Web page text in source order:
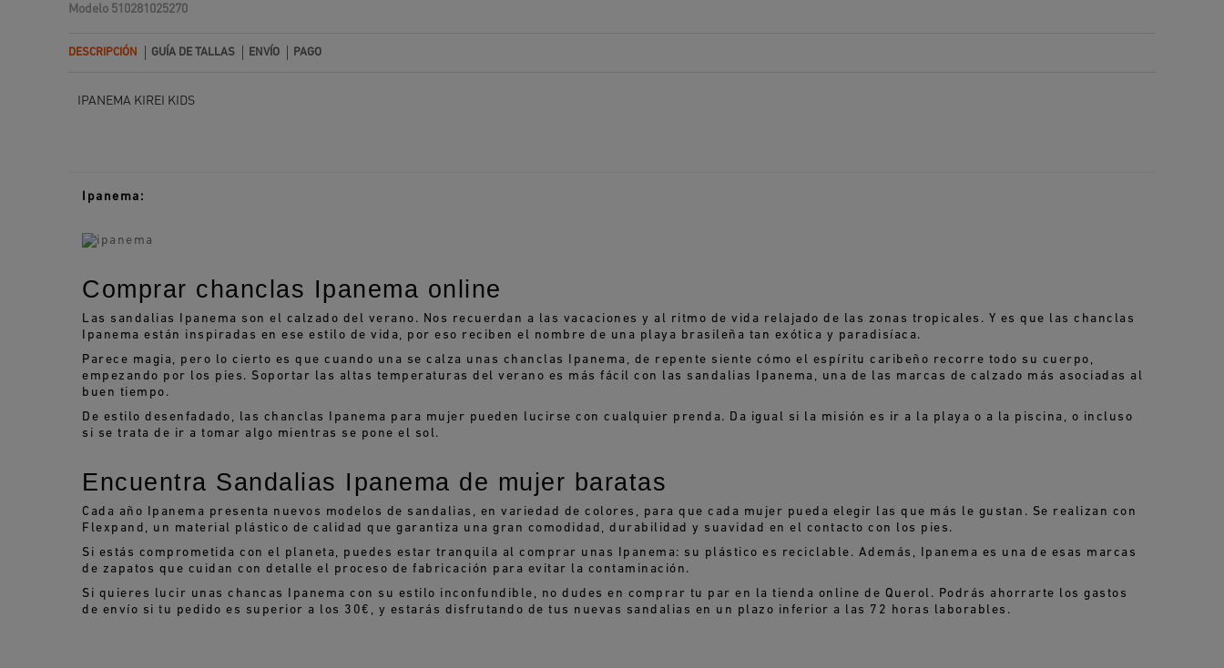
Modelo 510281025270
DESCRIPCIÓN GUÍA DE TALLAS ENVÍO PAGO
IPANEMA KIREI KIDS
Ipanema:
Comprar chanclas Ipanema online
Las sandalias Ipanema son el calzado del verano. Nos recuerdan a las vacaciones y al ritmo de vida relajado de las zonas tropicales. Y es que las chanclas
Ipanema están inspiradas en ese estilo de vida, por eso reciben el nombre de una playa brasileña tan exótica y paradisíaca.
Parece magia, pero lo cierto es que cuando una se calza unas chanclas Ipanema, de repente siente cómo el espíritu caribeño recorre todo su cuerpo,
empezando por los pies. Soportar las altas temperaturas del verano es más fácil con las sandalias Ipanema, una de las marcas de calzado más asociadas al
buen tiempo.
De estilo desenfadado, las chanclas Ipanema para mujer pueden lucirse con cualquier prenda. Da igual si la misión es ir a la playa o a la piscina, o incluso
si se trata de ir a tomar algo mientras se pone el sol.
Encuentra Sandalias Ipanema de mujer baratas
Cada año Ipanema presenta nuevos modelos de sandalias, en variedad de colores, para que cada mujer pueda elegir las que más le gustan. Se realizan con
Flexpand, un material plástico de calidad que garantiza una gran comodidad, durabilidad y suavidad en el contacto con los pies.
Si estás comprometida con el planeta, puedes estar tranquila al comprar unas Ipanema: su plástico es reciclable. Además, Ipanema es una de esas marcas
de zapatos que cuidan con detalle el proceso de fabricación para evitar la contaminación.
Si quieres lucir unas chancas Ipanema con su estilo inconfundible, no dudes en comprar tu par en la tienda online de Querol. Podrás ahorrarte los gastos
de envío si tu pedido es superior a los 30€, y estarás disfrutando de tus nuevas sandalias en un plazo inferior a las 72 horas laborables.